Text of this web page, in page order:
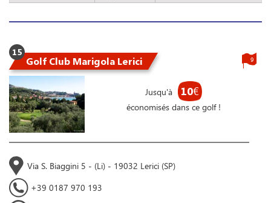
15
Golf Club Marigola Lerici
Jusqu'à 10€
économisés dans ce golf !
9
Via S. Biaggini 5 - (Li) - 19032 Lerici (SP)
+39 0187 970 193